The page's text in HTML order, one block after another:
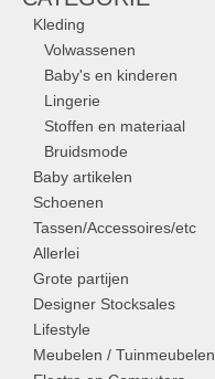
Kleding
Volwassenen
Baby's en kinderen
Lingerie
Stoffen en materiaal
Bruidsmode
Baby artikelen
Schoenen
Tassen/Accessoires/etc
Allerlei
Grote partijen
Designer Stocksales
Lifestyle
Meubelen / Tuinmeubelen